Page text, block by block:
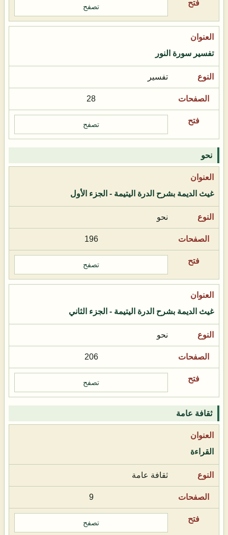
تصفح
تفسير سورة النور
تفسير
28
تصفح
نحو
غيث الديمة بشرح الدرة اليتيمة - الجزء الأول
نحو
196
تصفح
غيث الديمة بشرح الدرة اليتيمة - الجزء الثاني
نحو
206
تصفح
ثقافة عامة
القراءة
ثقافة عامة
9
تصفح